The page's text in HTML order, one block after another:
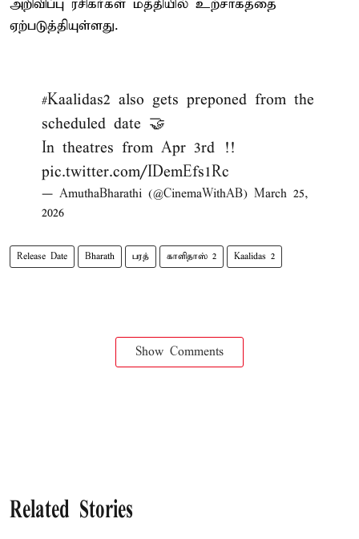
அறிவிப்பு ரசிகர்கள் மத்தியில் உற்சாகத்தை
ஏற்படுத்தியுள்ளது.
#Kaalidas2 also gets preponed from the
scheduled date 🤝
In theatres from Apr 3rd !!
pic.twitter.com/IDemEfs1Rc
— AmuthaBharathi (@CinemaWithAB) March 25,
2026
Release Date Bharath பரத் காளிதாஸ் 2 Kaalidas 2
Show Comments
Related Stories